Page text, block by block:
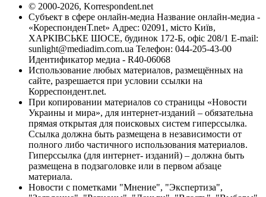
© 2000-2026, Korrespondent.net
Субъект в сфере онлайн-медиа Название онлайн-медиа -
«КореспонденТ.net» Адрес: 02091, місто Київ,
ХАРКІВСЬКЕ ШОСЕ, будинок 172-Б, офіс 208/1 E-mail:
sunlight@mediadim.com.ua Телефон: 044-205-43-00
Идентификатор медиа - R40-06068
Использование любых материалов, размещённых на
сайте, разрешается при условии ссылки на
Корреспондент.net.
При копировании материалов со страницы «Новости
Украины и мира», для интернет-изданий – обязательна
прямая открытая для поисковых систем гиперссылка.
Ссылка должна быть размещена в независимости от
полного либо частичного использования материалов.
Гиперссылка (для интернет- изданий) – должна быть
размещена в подзаголовке или в первом абзаце
материала.
Новости с пометками "Мнение", "Экспертиза",